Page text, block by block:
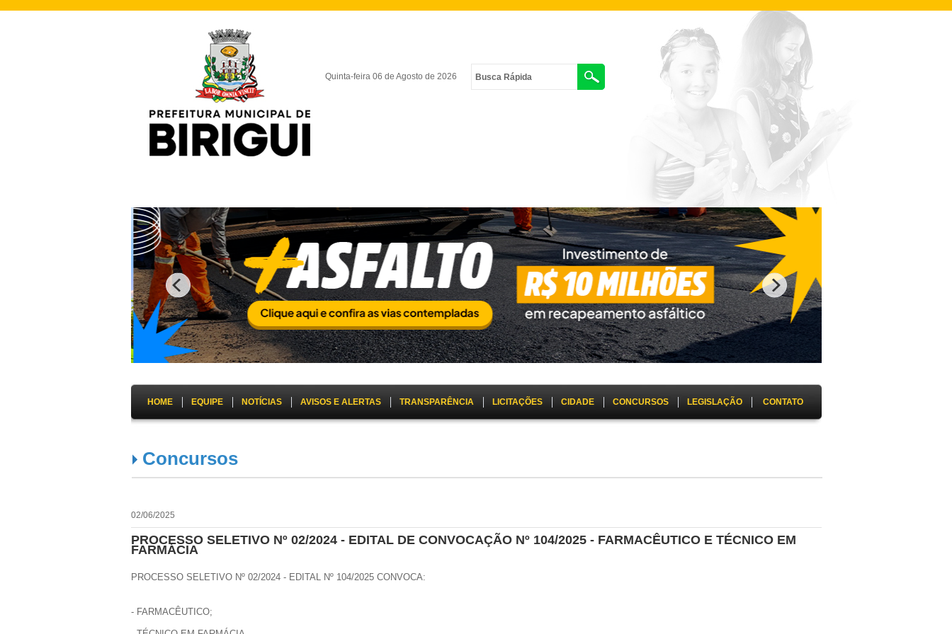
Quinta-feira 06 de Agosto de 2026
HOME EQUIPE NOTÍCIAS AVISOS E ALERTAS TRANSPARÊNCIA LICITAÇÕES CIDADE CONCURSOS LEGISLAÇÃO CONTATO
Concursos
02/06/2025
PROCESSO SELETIVO Nº 02/2024 - EDITAL DE CONVOCAÇÃO Nº 104/2025 - FARMACÊUTICO E TÉCNICO EM
FARMÁCIA
PROCESSO SELETIVO Nº 02/2024 - EDITAL Nº 104/2025 CONVOCA:
- FARMACÊUTICO;